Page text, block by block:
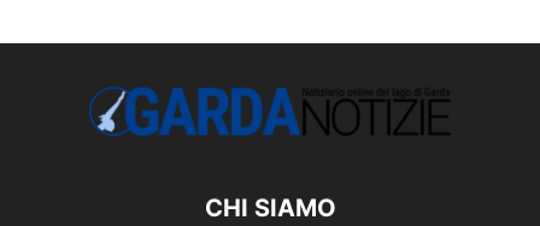
CHI SIAMO